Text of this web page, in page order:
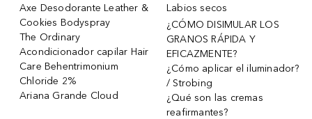
Axe Desodorante Leather &
Cookies Bodyspray
The Ordinary
Acondicionador capilar Hair
Care Behentrimonium
Chloride 2%
Ariana Grande Cloud
Labios secos
¿CÓMO DISIMULAR LOS
GRANOS RÁPIDA Y
EFICAZMENTE?
¿Cómo aplicar el iluminador?
/ Strobing
¿Qué son las cremas
reafirmantes?